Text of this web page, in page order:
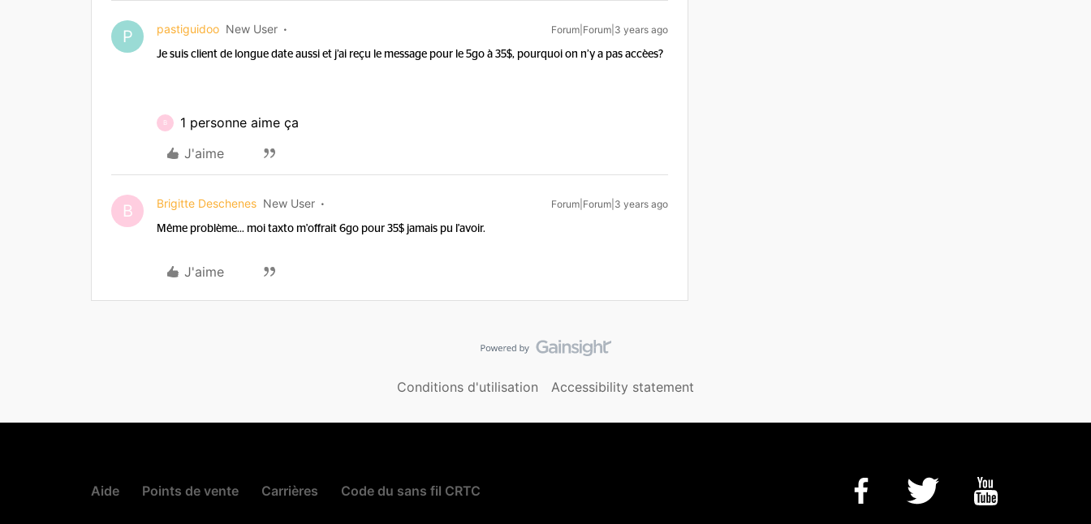
P pastiguidoo New User Forum|Forum|3 years ago
Je suis client de longue date aussi et j’ai reçu le message pour le 5go à 35$, pourquoi on n’y a pas accèes?
B
1 personne aime ça
J'aime
B Brigitte Deschenes New User Forum|Forum|3 years ago
Même problème... moi taxto m'offrait 6go pour 35$ jamais pu l'avoir.
J'aime
Conditions d'utilisation Accessibility statement
Aide Points de vente Carrières Code du sans fil CRTC